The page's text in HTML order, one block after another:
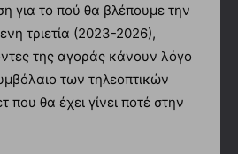
για το πού θα βλέπουμε την
τριετία (2023-2026),
της αγοράς κάνουν λόγο
των τηλεοπτικών
θα έχει γίνει ποτέ στην